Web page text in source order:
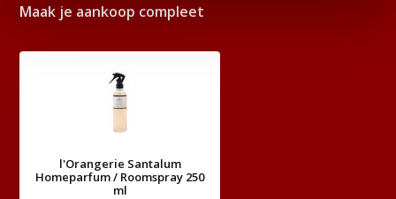
Maak je aankoop compleet
l'Orangerie Santalum
Homeparfum / Roomspray 250
ml